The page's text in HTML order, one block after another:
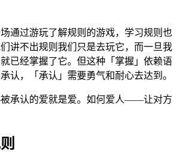
通过游玩了解规则的游戏，学习规则也
讲不出规则我们只是去玩它，而一旦我
已经掌握了它。但这种「掌握」依赖语
认，「承认」需要勇气和耐心去达到。
承认的爱就是爱。如何爱人——让对方